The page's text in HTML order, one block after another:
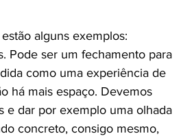
alguns exemplos:
Pode ser um fechamento para
como uma experiência de
há mais espaço. Devemos
e dar por exemplo uma olhada
concreto, consigo mesmo,